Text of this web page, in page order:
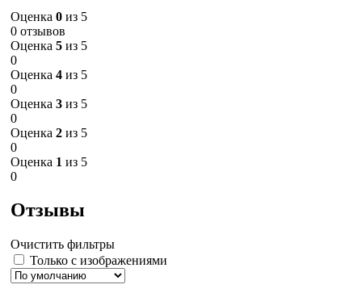
Оценка 0 из 5
0 отзывов
Оценка 5 из 5
0
Оценка 4 из 5
0
Оценка 3 из 5
0
Оценка 2 из 5
0
Оценка 1 из 5
0
Отзывы
Очистить фильтры
Только с изображениями